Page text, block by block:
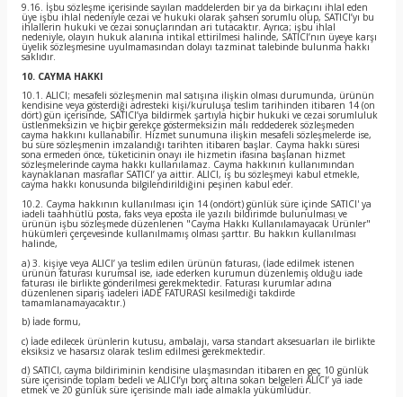
9.16. İşbu sözleşme içerisinde sayılan maddelerden bir ya da birkaçını ihlal eden
üye işbu ihlal nedeniyle cezai ve hukuki olarak şahsen sorumlu olup, SATICI’yı bu
ihlallerin hukuki ve cezai sonuçlarından ari tutacaktır. Ayrıca; işbu ihlal
nedeniyle, olayın hukuk alanına intikal ettirilmesi halinde, SATICI’nın üyeye karşı
üyelik sözleşmesine uyulmamasından dolayı tazminat talebinde bulunma hakkı
saklıdır.
10. CAYMA HAKKI
10.1. ALICI; mesafeli sözleşmenin mal satışına ilişkin olması durumunda, ürünün
kendisine veya gösterdiği adresteki kişi/kuruluşa teslim tarihinden itibaren 14 (on
dört) gün içerisinde, SATICI’ya bildirmek şartıyla hiçbir hukuki ve cezai sorumluluk
üstlenmeksizin ve hiçbir gerekçe göstermeksizin malı reddederek sözleşmeden
cayma hakkını kullanabilir. Hizmet sunumuna ilişkin mesafeli sözleşmelerde ise,
bu süre sözleşmenin imzalandığı tarihten itibaren başlar. Cayma hakkı süresi
sona ermeden önce, tüketicinin onayı ile hizmetin ifasına başlanan hizmet
sözleşmelerinde cayma hakkı kullanılamaz. Cayma hakkının kullanımından
kaynaklanan masraflar SATICI’ ya aittir. ALICI, iş bu sözleşmeyi kabul etmekle,
cayma hakkı konusunda bilgilendirildiğini peşinen kabul eder.
10.2. Cayma hakkının kullanılması için 14 (ondört) günlük süre içinde SATICI' ya
iadeli taahhütlü posta, faks veya eposta ile yazılı bildirimde bulunulması ve
ürünün işbu sözleşmede düzenlenen "Cayma Hakkı Kullanılamayacak Ürünler"
hükümleri çerçevesinde kullanılmamış olması şarttır. Bu hakkın kullanılması
halinde,
a) 3. kişiye veya ALICI’ ya teslim edilen ürünün faturası, (İade edilmek istenen
ürünün faturası kurumsal ise, iade ederken kurumun düzenlemiş olduğu iade
faturası ile birlikte gönderilmesi gerekmektedir. Faturası kurumlar adına
düzenlenen sipariş iadeleri İADE FATURASI kesilmediği takdirde
tamamlanamayacaktır.)
b) İade formu,
c) İade edilecek ürünlerin kutusu, ambalajı, varsa standart aksesuarları ile birlikte
eksiksiz ve hasarsız olarak teslim edilmesi gerekmektedir.
d) SATICI, cayma bildiriminin kendisine ulaşmasından itibaren en geç 10 günlük
süre içerisinde toplam bedeli ve ALICI’yı borç altına sokan belgeleri ALICI’ ya iade
etmek ve 20 günlük süre içerisinde malı iade almakla yükümlüdür.